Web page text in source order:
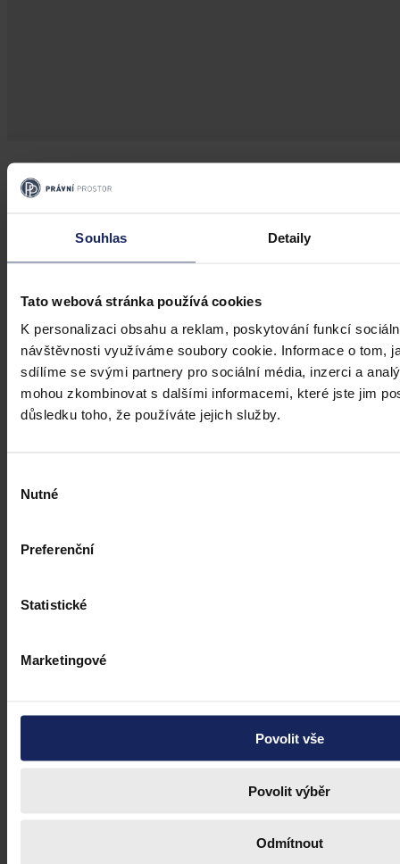
Souhlas Detaily
Tato webová stránka používá cookies
K personalizaci obsahu a reklam, poskytování funkcí
návštěvnosti využíváme soubory cookie. Informace o tom,
sdílíme se svými partnery pro sociální média, inzerci a
mohou zkombinovat s dalšími informacemi, které jste jim
důsledku toho, že používáte jejich služby.
souhlasu
Nutné
Preferenční
Statistické
Marketingové
Povolit vše
Povolit výběr
Odmítnout
Andreas Føllesdal: Snižuje doktrína
margin of appreciation demokratický
Ve středu 28. května se v kavárně U Chlupatýho ducha odehrál
Andreas Føllesdal, světově uznávaný profesor politické filozofie na
Právnické fakultě Univerzity v Oslu.
JUDr. Jan Exner 1. června 2014, 22:00
České právo deset let po přistoupení k
EU: Existuje europeizace?
2014 uskutečnila konference České společnosti pro evropské a
srovnávací právo a Ministerstva zahraničních věcí ČR, které hledala